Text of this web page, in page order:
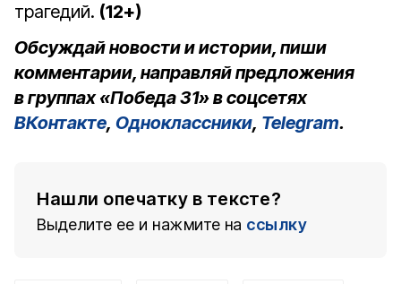
трагедий. (12+)
Обсуждай новости и истории, пиши
комментарии, направляй предложения
в группах «Победа 31» в соцсетях
ВКонтакте, Одноклассники, Telegram.
Нашли опечатку в тексте?
Выделите ее и нажмите на ссылку